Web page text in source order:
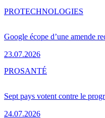
Google écope d’une amende
23.07.2026
PROTECHNOLOGIES
Sept pays votent contre le
24.07.2026
PROSANTÉ